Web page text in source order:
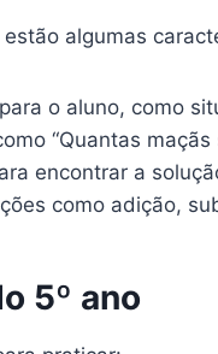
algumas
o aluno, como
“Quantas maçãs
encontrar a
como adição,
5º ano